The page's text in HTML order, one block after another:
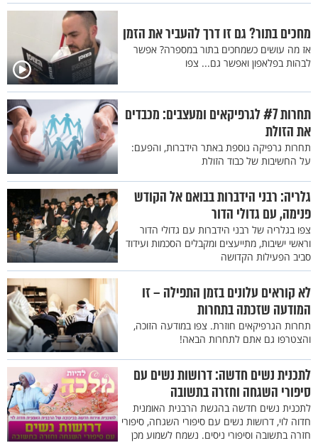
מחכים בתור? גם זו דרך להעביר את הזמן
אז מה עושים כשמחכים בתור במספרה? אפשר
לבהות בפלאפון ואפשר גם... צפו
תחרות #7 לגרפיקאים ומעצבים: מכבדים
את הזולת
תחרות גרפיקה נוספת באתר הידברות, והפעם:
על החשיבות של כבוד הזולת
גלריה: רבני הידברות בבואם אל הקודש
פנימה, עם גדולי הדור
צפו בגלריה של רבני הידברות עם גדולי הדור
וראשי ישיבות, מתייעצים ומקבלים הסכמות ועידוד
סביב הפעילות הקדושה
לא קוראים עלונים בזמן התפילה – זו
המודעה שזכתה בתחרות
תחרות הגרפיקאים חוזרת. צפו במודעה הזוכה,
והצטרפו גם אתם לתחרות הבאה!
לתכנית נשים חדשה: דרושות נשים עם
סיפורי השגחה וחזרה בתשובה
לתכנית נשים חדשה בהגשת הרבנית האומנית
חדוה לוי, דרושות נשים עם סיפורי השגחה, סיפורי
חזרה בתשובה וסיפורי ניסים. נשמח לשמוע מכן